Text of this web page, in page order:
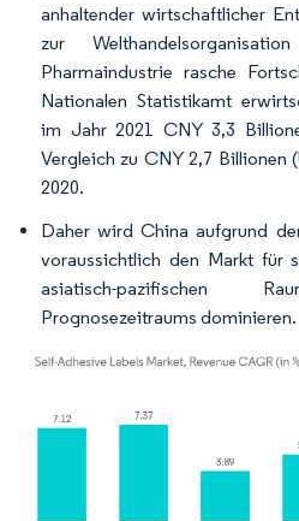
anhaltender wirtschaftlicher
zur
Pharmaindustrie rasche
Nationalen Statistikamt
im Jahr 2021 CNY 3,3
Vergleich zu CNY 2,7 Billionen
2020.
Daher wird China aufgrund
voraussichtlich den Markt für
asiatisch-pazifischen
Prognosezeitraums dominieren.